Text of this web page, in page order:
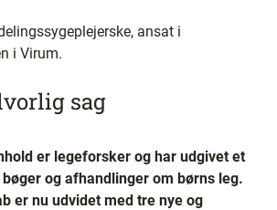
ansat i
i Virum.
sag
er legeforsker og har udgivet et
og afhandlinger om børns leg.
er nu udvidet med tre nye og